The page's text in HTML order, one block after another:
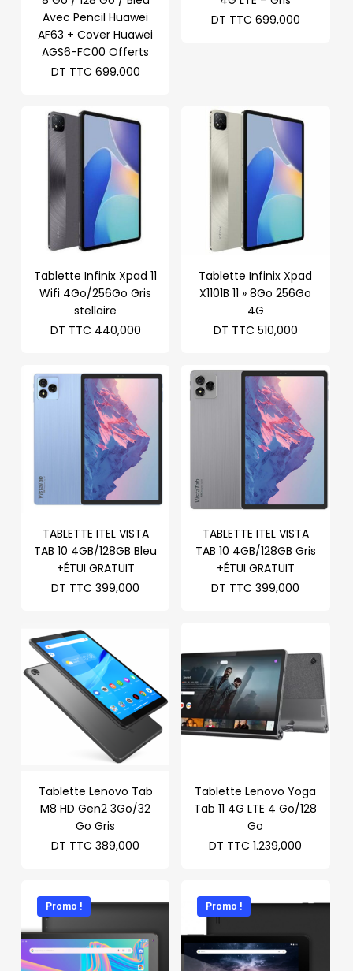
Avec Pencil Huawei
AF63 + Cover Huawei
AGS6-FC00 Offerts
DT TTC 699,000
DT TTC 699,000
Tablette Infinix Xpad 11
Wifi 4Go/256Go Gris
stellaire
DT TTC 440,000
Tablette Infinix Xpad
X1101B 11 » 8Go 256Go
4G
DT TTC 510,000
TABLETTE ITEL VISTA
TAB 10 4GB/128GB Bleu
+ÉTUI GRATUIT
DT TTC 399,000
TABLETTE ITEL VISTA
TAB 10 4GB/128GB Gris
+ÉTUI GRATUIT
DT TTC 399,000
Tablette Lenovo Tab
M8 HD Gen2 3Go/32
Go Gris
DT TTC 389,000
Tablette Lenovo Yoga
Tab 11 4G LTE 4 Go/128
Go
DT TTC 1.239,000
Promo ! Promo !